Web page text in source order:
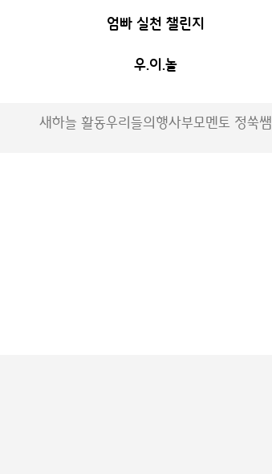
창의가득C
누리가득C
엄빠 실천 챌린지
우.이.놀
우리들의 행사
새하늘 활동우리들의행사부모멘토 정쑥쌤